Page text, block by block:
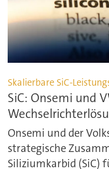
Skalierbare SiC-
SiC: Onsemi und
Onsemi und der
strategische
Siliziumkarbid (SiC)